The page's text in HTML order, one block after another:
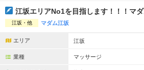
スタッフ指名可
駅から徒歩5分以内
江坂エリアNo1を目指します！！！マ
江坂・他 マダム江坂
エリア 江坂
業種 マッサージ